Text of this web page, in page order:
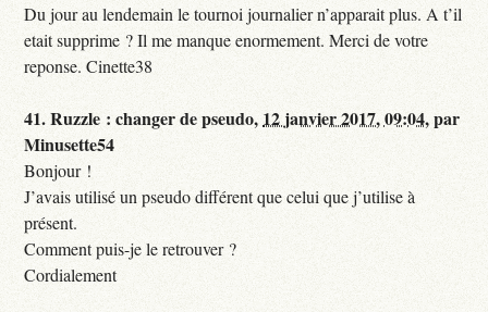
Du jour au lendemain le tournoi journalier n’apparait plus. A t’il
etait supprime ? Il me manque enormement. Merci de votre
reponse. Cinette38
41.Ruzzle : changer de pseudo, 12 janvier 2017, 09:04,par
Minusette54
Bonjour !
J’avais utilisé un pseudo différent que celui que j’utilise à
présent.
Comment puis-je le retrouver ?
Cordialement